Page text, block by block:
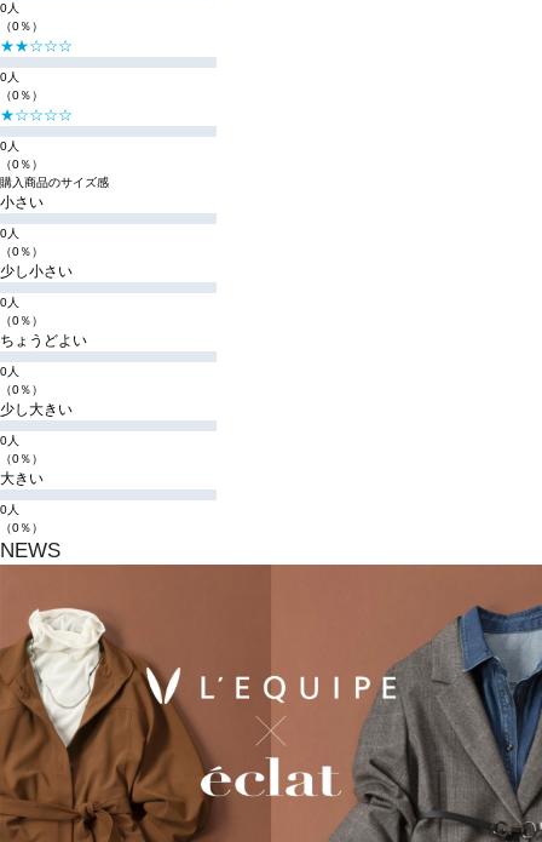
0人
（0％）
★★☆☆☆
0人
（0％）
★☆☆☆☆
0人
（0％）
購入商品のサイズ感
小さい
0人
（0％）
少し小さい
0人
（0％）
ちょうどよい
0人
（0％）
少し大きい
0人
（0％）
大きい
0人
（0％）
NEWS